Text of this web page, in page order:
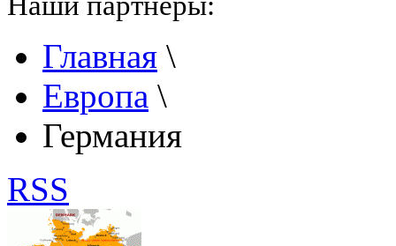
Главная \
Европа \
Германия
RSS